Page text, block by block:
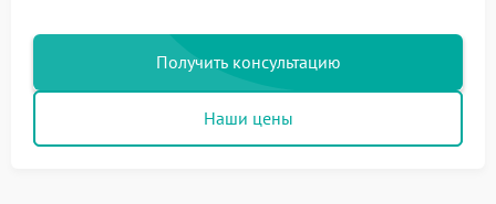
Получить консультацию
Наши цены